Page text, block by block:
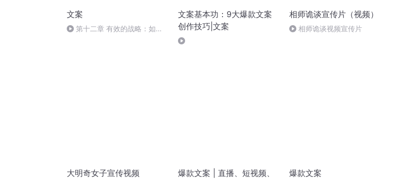
文案
第十二章 有效的战略：如何
文案基本功：9大爆款文案
创作技巧|文案
相师诡谈宣传片（视频）
相师诡谈视频宣传片
大明奇女子宣传视频
爆款文案 | 直播、短视频、
爆款文案